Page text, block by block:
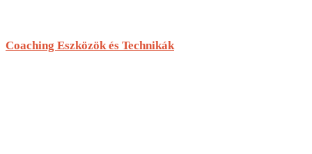
Coaching Eszközök és Technikák